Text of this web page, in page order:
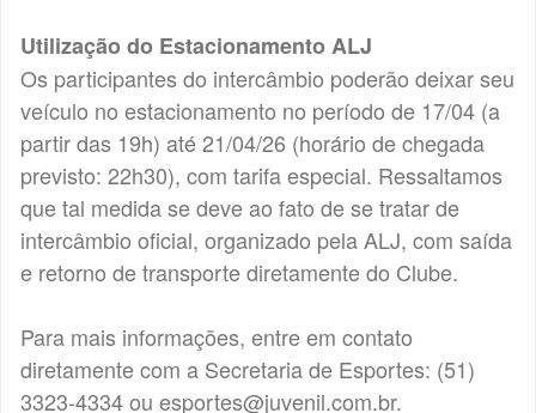
Utilização do Estacionamento ALJ
Os participantes do intercâmbio poderão deixar seu
veículo no estacionamento no período de 17/04 (a
partir das 19h) até 21/04/26 (horário de chegada
previsto: 22h30), com tarifa especial. Ressaltamos
que tal medida se deve ao fato de se tratar de
intercâmbio oficial, organizado pela ALJ, com saída
e retorno de transporte diretamente do Clube.
Para mais informações, entre em contato
diretamente com a Secretaria de Esportes: (51)
3323-4334 ou esportes@juvenil.com.br.